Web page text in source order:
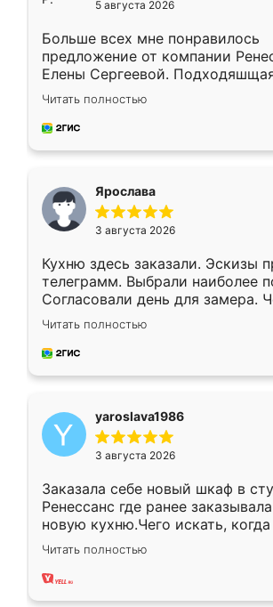
5 августа 2026
Больше всех мне понравилось
предложение от компании
Елены Сергеевой.
короткие сроки изготовления.
для замера сотрудник Владислав
предложил по моему эскизу
Читать полностью
Ярослава
3 августа 2026
Кухню здесь заказали. Эскизы
телеграмм. Выбрали наиболее
Согласовали день для замера.
недели кухня была уже готова.
довольны работой. Спасибо
мебель за качественную работу!
Читать полностью
yaroslava1986
3 августа 2026
Заказала себе новый шкаф в
Ренессанс где ранее
новую кухню.Чего искать,
вполне довольна. Служит кухня
два года, нареканий нет.
Читать полностью